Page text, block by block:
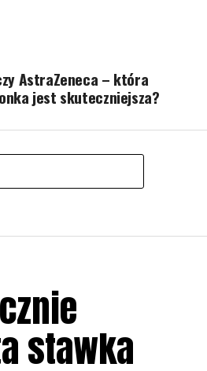
AstraZeneca – która
jest skuteczniejsza?
stawka